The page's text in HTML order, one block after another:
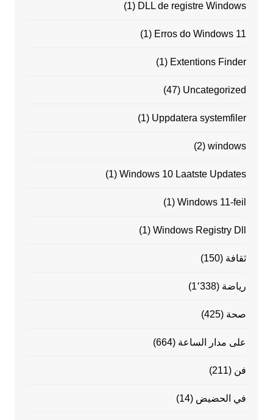
DLL de registre Windows
(1)
Erros do Windows 11
(1)
Extentions Finder
(1)
Uncategorized
(47)
Uppdatera systemfiler
(1)
windows
(2)
Windows 10 Laatste Updates
(1)
Windows 11-feil
(1)
Windows Registry Dll
(1)
ثقافة (150)
رياضة (1٬338)
صحة (425)
على مدار الساعة (664)
فن (211)
في الحضيض (14)